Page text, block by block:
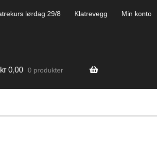
lørdag 29/8 Klatrevegg Min konto
kr 0,00 0 produkter